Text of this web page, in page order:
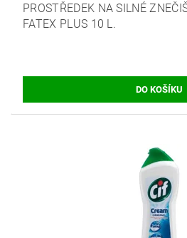
PROSTŘEDEK NA SILNÉ
FATEX PLUS 10 L.